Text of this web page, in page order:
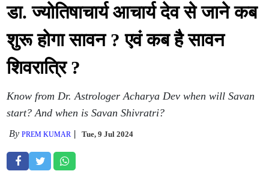
डा. ज्योतिषाचार्य आचार्य देव से जाने कब
शुरू होगा सावन ? एवं कब है सावन
शिवरात्रि ?
Know from Dr. Astrologer Acharya Dev when will Savan
start? And when is Savan Shivratri?
ByPREM KUMAR Tue, 9 Jul 2024